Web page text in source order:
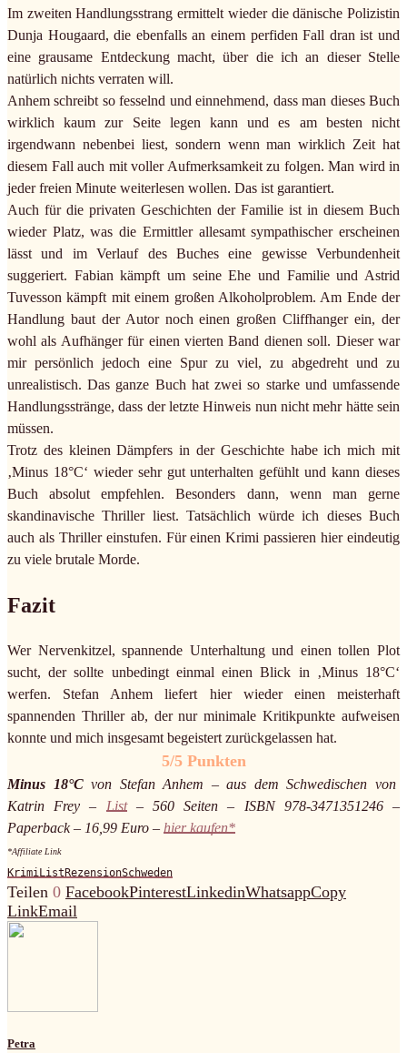
Im zweiten Handlungsstrang ermittelt wieder die dänische Polizistin
Dunja Hougaard, die ebenfalls an einem perfiden Fall dran ist und
eine grausame Entdeckung macht, über die ich an dieser Stelle
natürlich nichts verraten will.
Anhem schreibt so fesselnd und einnehmend, dass man dieses Buch
wirklich kaum zur Seite legen kann und es am besten nicht
irgendwann nebenbei liest, sondern wenn man wirklich Zeit hat
diesem Fall auch mit voller Aufmerksamkeit zu folgen. Man wird in
jeder freien Minute weiterlesen wollen. Das ist garantiert.
Auch für die privaten Geschichten der Familie ist in diesem Buch
wieder Platz, was die Ermittler allesamt sympathischer erscheinen
lässt und im Verlauf des Buches eine gewisse Verbundenheit
suggeriert. Fabian kämpft um seine Ehe und Familie und Astrid
Tuvesson kämpft mit einem großen Alkoholproblem. Am Ende der
Handlung baut der Autor noch einen großen Cliffhanger ein, der
wohl als Aufhänger für einen vierten Band dienen soll. Dieser war
mir persönlich jedoch eine Spur zu viel, zu abgedreht und zu
unrealistisch. Das ganze Buch hat zwei so starke und umfassende
Handlungsstränge, dass der letzte Hinweis nun nicht mehr hätte sein
müssen.
Trotz des kleinen Dämpfers in der Geschichte habe ich mich mit
‚Minus 18°C‘ wieder sehr gut unterhalten gefühlt und kann dieses
Buch absolut empfehlen. Besonders dann, wenn man gerne
skandinavische Thriller liest. Tatsächlich würde ich dieses Buch
auch als Thriller einstufen. Für einen Krimi passieren hier eindeutig
zu viele brutale Morde.
Fazit
Wer Nervenkitzel, spannende Unterhaltung und einen tollen Plot
sucht, der sollte unbedingt einmal einen Blick in ‚Minus 18°C‘
werfen. Stefan Anhem liefert hier wieder einen meisterhaft
spannenden Thriller ab, der nur minimale Kritikpunkte aufweisen
konnte und mich insgesamt begeistert zurückgelassen hat.
5/5 Punkten
Minus 18°Cvon Stefan Anhem – aus dem Schwedischen von
Katrin Frey – List– 560 Seiten – ISBN 978-3471351246 –
Paperback – 16,99 Euro – hier kaufen*
*Affiliate Link
KrimiListRezensionSchweden
Teilen 0 FacebookPinterestLinkedinWhatsappCopy
LinkEmail
Petra